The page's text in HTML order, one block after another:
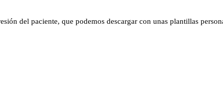
del paciente, que podemos descargar con unas plantillas